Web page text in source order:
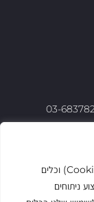
לידיעתך, באתר זה נעשה שימוש ב‑״קובצי עוגיות״ (Cookies) וכלים
ניתוחים